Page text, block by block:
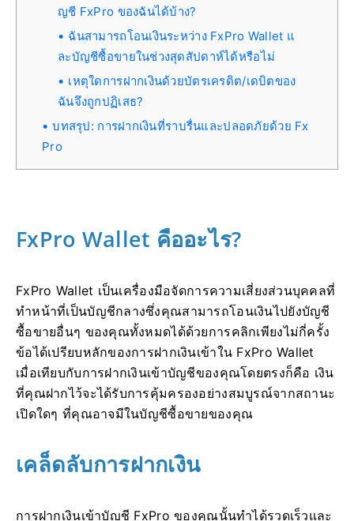
ญชี FxPro ของฉันได้บ้าง?
ฉันสามารถโอนเงินระหว่าง FxPro Wallet แ
ละบัญชีซื้อขายในช่วงสุดสัปดาห์ได้หรือไม่
เหตุใดการฝากเงินด้วยบัตรเครดิต/เดบิตของ
ฉันจึงถูกปฏิเสธ?
บทสรุป: การฝากเงินที่ราบรื่นและปลอดภัยด้วย Fx
Pro
FxPro Wallet คืออะไร?
FxPro Wallet เป็นเครื่องมือจัดการความเสี่ยงส่วนบุคคลที่
ทำหน้าที่เป็นบัญชีกลางซึ่งคุณสามารถโอนเงินไปยังบัญชี
ซื้อขายอื่นๆ ของคุณทั้งหมดได้ด้วยการคลิกเพียงไม่กี่ครั้ง
ข้อได้เปรียบหลักของการฝากเงินเข้าใน FxPro Wallet
เมื่อเทียบกับการฝากเงินเข้าบัญชีของคุณโดยตรงก็คือ เงิน
ที่คุณฝากไว้จะได้รับการคุ้มครองอย่างสมบูรณ์จากสถานะ
เปิดใดๆ ที่คุณอาจมีในบัญชีซื้อขายของคุณ
เคล็ดลับการฝากเงิน
การฝากเงินเข้าบัญชี FxPro ของคุณนั้นทำได้รวดเร็วและ